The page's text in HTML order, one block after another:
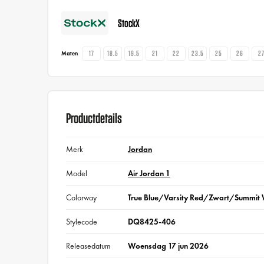
StockX
Maten 17 18.5 19.5 21 22 23.5 25 26 27
Productdetails
Merk Jordan
Model Air Jordan 1
Colorway True Blue/Varsity Red/Zwart/Summit
Stylecode DQ8425-406
Releasedatum Woensdag 17 jun 2026